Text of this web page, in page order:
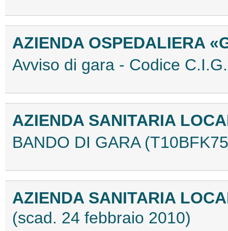
AZIENDA OSPEDALIERA
Avviso di gara - Codice
AZIENDA SANITARIA
BANDO DI GARA
AZIENDA SANITARIA
(scad. 24 febbraio 2010)